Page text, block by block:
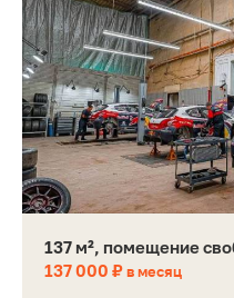
137 м², помещение
137 000 ₽в месяц